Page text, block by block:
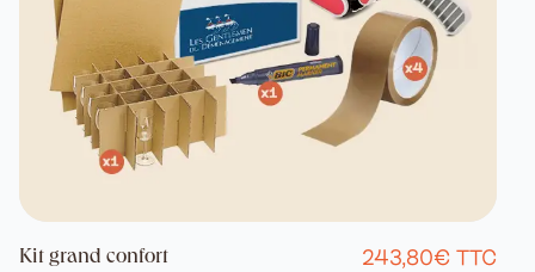
Kit grand confort 243,80€ TTC